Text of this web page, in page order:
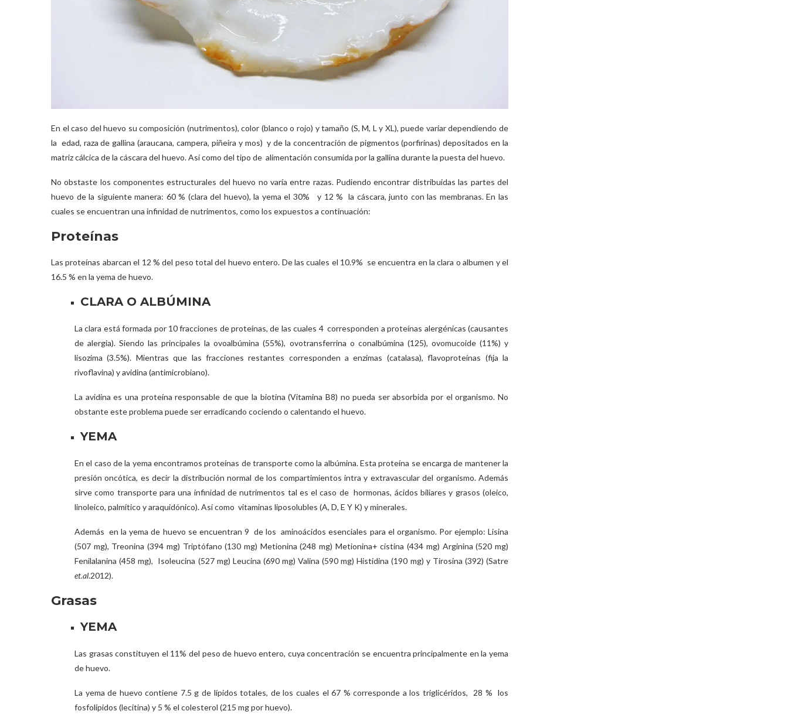
En el caso del huevo su composición (nutrimentos), color (blanco o rojo) y tamaño (S, M, L y XL), puede variar dependiendo de
la edad, raza de gallina (araucana, campera, piñeira y mos) y de la concentración de pigmentos (porfirinas) depositados en la
matriz cálcica de la cáscara del huevo. Así como del tipo de alimentación consumida por la gallina durante la puesta del huevo.
No obstaste los componentes estructurales del huevo no varía entre razas. Pudiendo encontrar distribuidas las partes del
huevo de la siguiente manera: 60 % (clara del huevo), la yema el 30% y 12 % la cáscara, junto con las membranas. En las
cuales se encuentran una infinidad de nutrimentos, como los expuestos a continuación:
Proteínas
Las proteínas abarcan el 12 % del peso total del huevo entero. De las cuales el 10.9% se encuentra en la clara o albumen y el
16.5 % en la yema de huevo.
CLARA O ALBÚMINA
La clara está formada por 10 fracciones de proteínas, de las cuales 4 corresponden a proteínas alergénicas (causantes
de alergia). Siendo las principales la ovoalbúmina (55%), ovotransferrina o conalbúmina (125), ovomucoide (11%) y
lisozima (3.5%). Mientras que las fracciones restantes corresponden a enzimas (catalasa), flavoproteínas (fija la
rivoflavina) y avidina (antimicrobiano).
La avidina es una proteína responsable de que la biotina (Vitamina B8) no pueda ser absorbida por el organismo. No
obstante este problema puede ser erradicando cociendo o calentando el huevo.
YEMA
En el caso de la yema encontramos proteínas de transporte como la albúmina. Esta proteína se encarga de mantener la
presión oncótica, es decir la distribución normal de los compartimientos intra y extravascular del organismo. Además
sirve como transporte para una infinidad de nutrimentos tal es el caso de hormonas, ácidos biliares y grasos (oleico,
linoleico, palmítico y araquidónico). Así como vitaminas liposolubles (A, D, E Y K) y minerales.
Además en la yema de huevo se encuentran 9 de los aminoácidos esenciales para el organismo. Por ejemplo: Lisina
(507 mg), Treonina (394 mg) Triptófano (130 mg) Metionina (248 mg) Metionina+ cistina (434 mg) Arginina (520 mg)
Fenilalanina (458 mg), Isoleucina (527 mg) Leucina (690 mg) Valina (590 mg) Histidina (190 mg) y Tirosina (392) (Satre
et.al.2012).
Grasas
YEMA
Las grasas constituyen el 11% del peso de huevo entero, cuya concentración se encuentra principalmente en la yema
de huevo.
La yema de huevo contiene 7.5 g de lípidos totales, de los cuales el 67 % corresponde a los triglicéridos, 28 % los
fosfolípidos (lecitina) y 5 % el colesterol (215 mg por huevo).